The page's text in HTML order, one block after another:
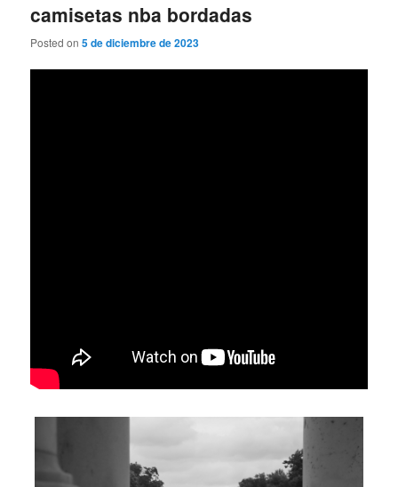
camisetas nba bordadas
Posted on5 de diciembre de 2023